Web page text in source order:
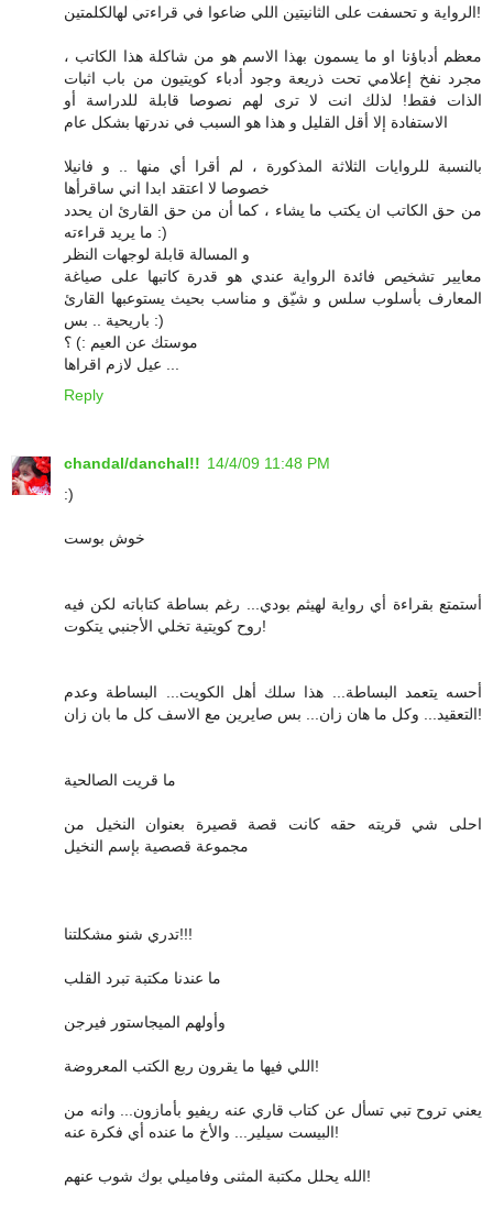
الرواية و تحسفت على الثانيتين اللي ضاعوا في قراءتي لهالكلمتين!
معظم أدباؤنا او ما يسمون بهذا الاسم هو من شاكلة هذا الكاتب ،
مجرد نفخ إعلامي تحت ذريعة وجود أدباء كويتيون من باب اثبات
الذات فقط! لذلك انت لا ترى لهم نصوصا قابلة للدراسة أو
الاستفادة إلا أقل القليل و هذا هو السبب في ندرتها بشكل عام
بالنسبة للروايات الثلاثة المذكورة ، لم أقرا أي منها .. و فانيلا
خصوصا لا اعتقد ابدا اني ساقرأها
من حق الكاتب ان يكتب ما يشاء ، كما أن من حق القارئ ان يحدد
ما يريد قراءته :)
و المسالة قابلة لوجهات النظر
معايير تشخيص فائدة الرواية عندي هو قدرة كاتبها على صياغة
المعارف بأسلوب سلس و شيّق و مناسب بحيث يستوعبها القارئ
باريحية .. بس :)
موستك عن العيم :) ؟
Reply
chandal/danchal!! 14/4/09 11:48 PM
:)
خوش بوست
أستمتع بقراءة أي رواية لهيثم بودي... رغم بساطة كتاباته لكن فيه
روح كويتية تخلي الأجنبي يتكوت!
أحسه يتعمد البساطة... هذا سلك أهل الكويت... البساطة وعدم
التعقيد... وكل ما هان زان... بس صايرين مع الاسف كل ما بان زان!
ما قريت الصالحية
احلى شي قريته حقه كانت قصة قصيرة بعنوان النخيل من
مجموعة قصصية بإسم النخيل
تدري شنو مشكلتنا!!!
ما عندنا مكتبة تبرد القلب
وأولهم الميجاستور فيرجن
اللي فيها ما يقرون ربع الكتب المعروضة!
يعني تروح تبي تسأل عن كتاب قاري عنه ريفيو بأمازون... وانه من
البيست سيلير... والأخ ما عنده أي فكرة عنه!
الله يحلل مكتبة المثنى وفاميلي بوك شوب عنهم!